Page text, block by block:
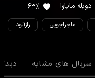
دوبله مایاوا 63%
ماجراجویی رازآلود
سریال های مشابه